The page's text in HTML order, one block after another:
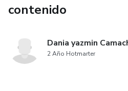
contenido
Dania yazmin
2 Año Hotmarter